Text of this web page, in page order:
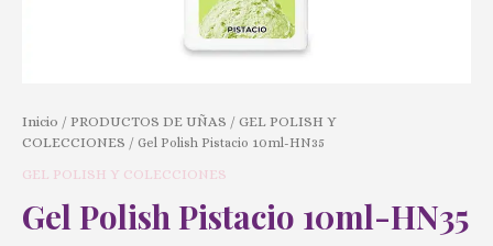
Inicio / PRODUCTOS DE UÑAS / GEL POLISH Y
COLECCIONES / Gel Polish Pistacio 10ml-HN35
GEL POLISH Y COLECCIONES
Gel Polish Pistacio 10ml-HN35